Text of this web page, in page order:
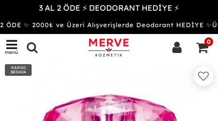
3 AL 2 ÖDE ⚡ DEODORANT HEDİYE ⚡
✨ 2000₺ ve Üzeri Alışverişlerde Deodorant HEDİYE
menü
0
KARGO
BEDAVA